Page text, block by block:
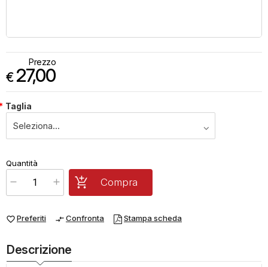
Prezzo
€ 27,00
Taglia
x1 Prezzo finale:
Quantità
favorite_borderPreferiti compare_arrowsConfronta Stampa scheda
Compra
Descrizione